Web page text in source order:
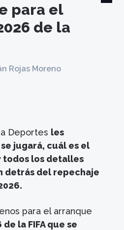
para el
de la
Rojas Moreno
Deportes les
jugará, cuál es el
todos los detalles
detrás del repechaje
para el arranque
la FIFA que se